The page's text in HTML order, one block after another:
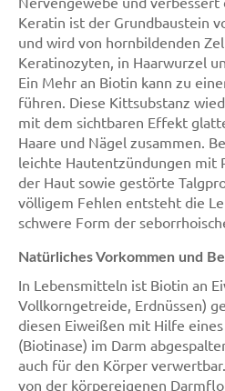
Keratin ist der Grundbaustein
und wird von hornbildenden
Keratinozyten, in Haarwurzel
Ein Mehr an Biotin kann zu
führen. Diese Kittsubstanz
mit dem sichtbaren Effekt
Haare und Nägel zusammen.
leichte Hautentzündungen mit
der Haut sowie gestörte
völligem Fehlen entsteht die
schwere Form der
Natürliches Vorkommen und
In Lebensmitteln ist Biotin an
Vollkorngetreide, Erdnüssen)
diesen Eiweißen mit Hilfe
(Biotinase) im Darm
auch für den Körper
von der körpereigenen